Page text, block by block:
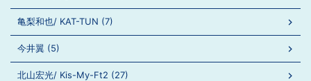
亀梨和也/ KAT-TUN (7)
今井翼 (5)
北山宏光/ Kis-My-Ft2 (27)